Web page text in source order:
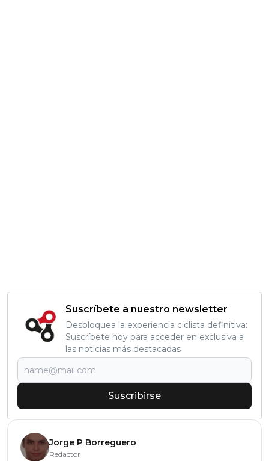
Suscríbete a nuestro newsletter
Desbloquea la experiencia ciclista definitiva:
Suscríbete hoy para acceder en exclusiva a
las noticias más destacadas
Suscribirse
Jorge P Borreguero
Redactor